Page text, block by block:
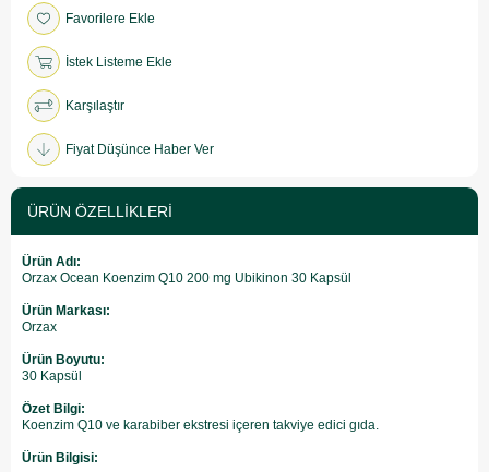
Favorilere Ekle
İstek Listeme Ekle
Karşılaştır
Fiyat Düşünce Haber Ver
ÜRÜN ÖZELLIKLERI
Ürün Adı:
Orzax Ocean Koenzim Q10 200 mg Ubikinon 30 Kapsül
Ürün Markası:
Orzax
Ürün Boyutu:
30 Kapsül
Özet Bilgi:
Koenzim Q10 ve karabiber ekstresi içeren takviye edici gıda.
Ürün Bilgisi: